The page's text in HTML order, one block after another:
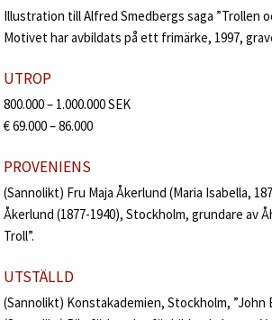
Illustration till Alfred Smedbergs saga ”Trollen
Motivet har avbildats på ett frimärke, 1997,
UTROP
800.000 – 1.000.000 SEK
€ 69.000 – 86.000
PROVENIENS
(Sannolikt) Fru Maja Åkerlund (Maria Isabella,
Åkerlund (1877-1940), Stockholm, grundare av
Troll”.
UTSTÄLLD
(Sannolikt) Konstakademien, Stockholm, ”John